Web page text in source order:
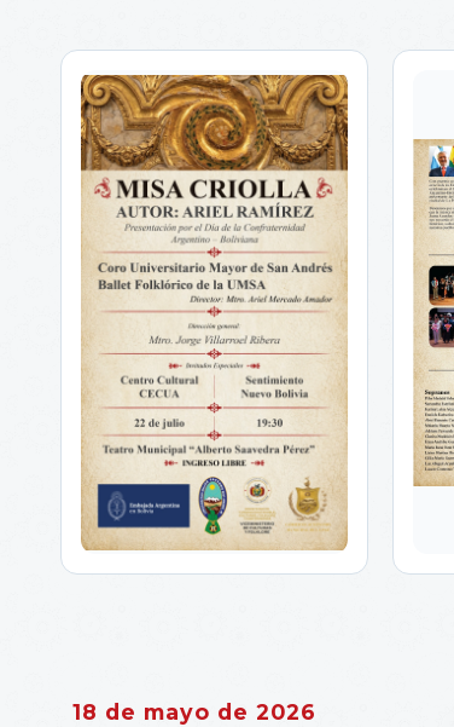
18 de mayo de 2026